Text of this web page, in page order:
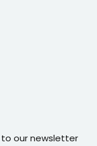
our newsletter